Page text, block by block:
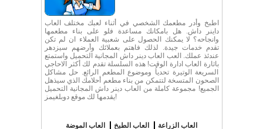
اطبخ وأدر مطعمك الشخصي في أثناء لعبك مختلف العاب
داينر داش. هل بامكانك مساعدة فلو على بناء مطعمها
وانجاحه؟ لا يمكنك الحصول على شعبية العملاء ان لم تكن
تقدم خدمات جيدة. لذلك فاهتم بعملائك وأرضهم سيزدهر
عندئذ عملك. العب العاب دينر داش المجانية التحميل واستمتع
باثارة العاب ادارة الوقت! هذه السلسلة تقدم لك أكثر الاحاجي
السريعة الوتيرة تحدياُ وموضوع المطعم الرائع. حل مشاكل
الصحون المتسخة لتتمكن من بناء مطعم أحلامك الذي سيذهل
الجميع! مجموعة كاملة من العاب دينر داش المجانية التحميل
يقدمها لك موقع دوبلغيمز!
العاب الموضة العاب الطبخ العاب الزراعة